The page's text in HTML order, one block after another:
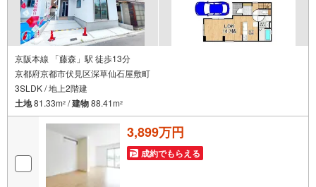
京阪本線 「藤森」駅 徒歩13分
京都府京都市伏見区深草仙石屋敷町
3SLDK / 地上2階建
土地81.33m2 /建物88.41m2
3,899万円
成約でもらえる